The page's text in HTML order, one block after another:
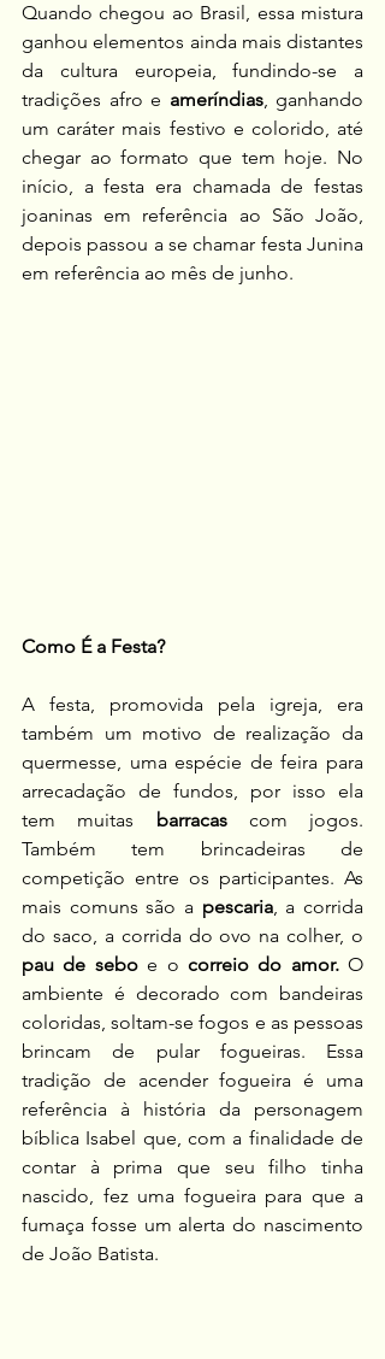
Quando chegou ao Brasil, essa mistura
ganhou elementos ainda mais distantes
da cultura europeia, fundindo-se a
tradições afro e ameríndias, ganhando
um caráter mais festivo e colorido, até
chegar ao formato que tem hoje. No
início, a festa era chamada de festas
joaninas em referência ao São João,
depois passou a se chamar festa Junina
em referência ao mês de junho.
Como É a Festa?
A festa, promovida pela igreja, era
também um motivo de realização da
quermesse, uma espécie de feira para
arrecadação de fundos, por isso ela
tem muitas barracas com jogos.
Também tem brincadeiras de
competição entre os participantes. As
mais comuns são a pescaria, a corrida
pau de sebo e o correio do amor. O
ambiente é decorado com bandeiras
coloridas, soltam-se fogos e as pessoas
brincam de pular fogueiras. Essa
tradição de acender fogueira é uma
referência à história da personagem
bíblica Isabel que, com a finalidade de
contar à prima que seu filho tinha
nascido, fez uma fogueira para que a
fumaça fosse um alerta do nascimento
de João Batista.